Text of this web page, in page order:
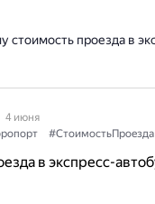
стоимость проезда в
4 июня
#СтоимостьПроезда
в экспресс-